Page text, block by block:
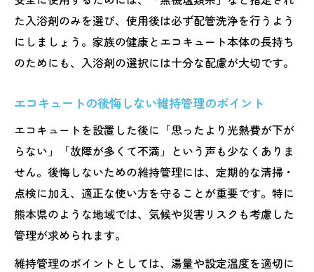
た入浴剤のみを選び、使用後は必ず配管洗浄を行うよう
にしましょう。家族の健康とエコキュート本体の長持ち
のためにも、入浴剤の選択には十分な配慮が大切です。
エコキュートの後悔しない維持管理のポイント
エコキュートを設置した後に「思ったより光熱費が下が
らない」「故障が多くて不満」という声も少なくありま
せん。後悔しないための維持管理には、定期的な清掃・
点検に加え、適正な使い方を守ることが重要です。特に
熊本県のような地域では、気候や災害リスクも考慮した
管理が求められます。
維持管理のポイントとしては、湯量や設定温度を適切に